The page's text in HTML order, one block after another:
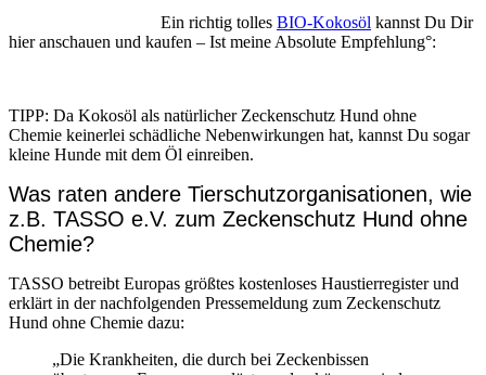
Ein richtig tolles BIO-Kokosöl kannst Du Dir
hier anschauen und kaufen – Ist meine Absolute Empfehlung°:
TIPP: Da Kokosöl als natürlicher Zeckenschutz Hund ohne
Chemie keinerlei schädliche Nebenwirkungen hat, kannst Du sogar
kleine Hunde mit dem Öl einreiben.
Was raten andere Tierschutzorganisationen, wie
z.B. TASSO e.V. zum Zeckenschutz Hund ohne
Chemie?
TASSO betreibt Europas größtes kostenloses Haustierregister und
erklärt in der nachfolgenden Pressemeldung zum Zeckenschutz
Hund ohne Chemie dazu:
„Die Krankheiten, die durch bei Zeckenbissen